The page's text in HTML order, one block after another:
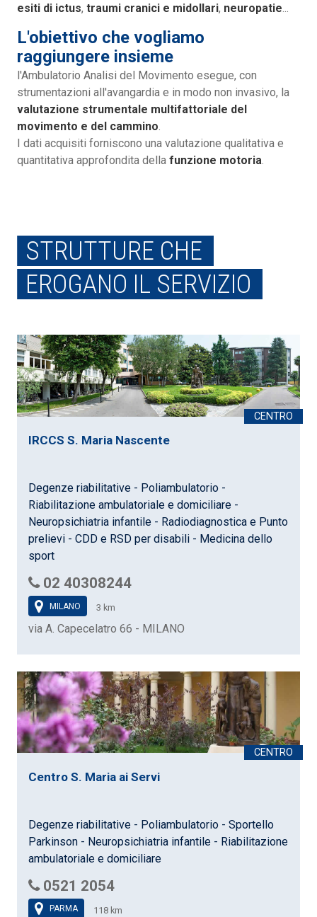
esiti di ictus, traumi cranici e midollari, neuropatie...
L'obiettivo che vogliamo
raggiungere insieme
l'Ambulatorio Analisi del Movimento esegue, con
strumentazioni all'avangardia e in modo non invasivo, la
valutazione strumentale multifattoriale del
movimento e del cammino.
I dati acquisiti forniscono una valutazione qualitativa e
quantitativa approfondita della funzione motoria.
STRUTTURE CHE
EROGANO IL SERVIZIO
IRCCS S. Maria Nascente
Degenze riabilitative - Poliambulatorio -
Riabilitazione ambulatoriale e domiciliare -
Neuropsichiatria infantile - Radiodiagnostica e Punto
prelievi - CDD e RSD per disabili - Medicina dello
sport
02 40308244
MILANO 3 km
via A. Capecelatro 66 - MILANO
Centro S. Maria ai Servi
Degenze riabilitative - Poliambulatorio - Sportello
Parkinson - Neuropsichiatria infantile - Riabilitazione
ambulatoriale e domiciliare
0521 2054
PARMA 118 km